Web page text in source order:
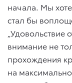
начала. Мы
стал бы
внимание не
прохождения
на